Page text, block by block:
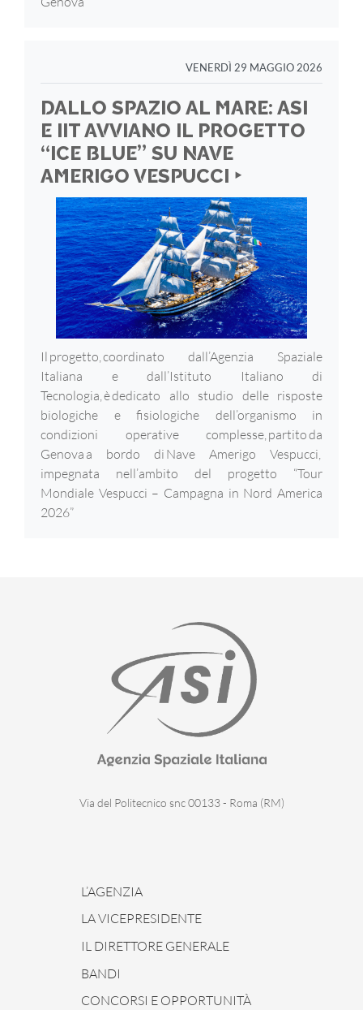
VENERDÌ 29 MAGGIO 2026
DALLO SPAZIO AL MARE: ASI
E IIT AVVIANO IL PROGETTO
“ICE BLUE” SU NAVE
AMERIGO VESPUCCI ‣
Il progetto, coordinato dall’Agenzia Spaziale
Italiana e dall’Istituto Italiano di
Tecnologia, è dedicato allo studio delle risposte
biologiche e fisiologiche dell’organismo in
condizioni operative complesse, partito da
Genova a bordo di Nave Amerigo Vespucci,
impegnata nell’ambito del progetto “Tour
Mondiale Vespucci – Campagna in Nord America
2026”
Via del Politecnico snc 00133 - Roma (RM)
L’AGENZIA
LA VICEPRESIDENTE
IL DIRETTORE GENERALE
BANDI
CONCORSI E OPPORTUNITÀ